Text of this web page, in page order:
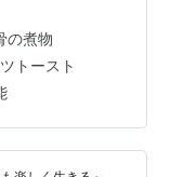
夕食 サーモ
の煮物 昼食 低
とこと 最近ピ
ー タコと豆の
・小麦粉・オリ
の煮物
トースト